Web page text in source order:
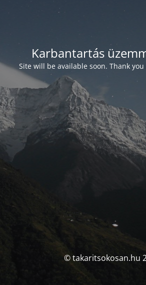
Karbantartás
Site will be available soon. Thank
© takaritsokosan.hu